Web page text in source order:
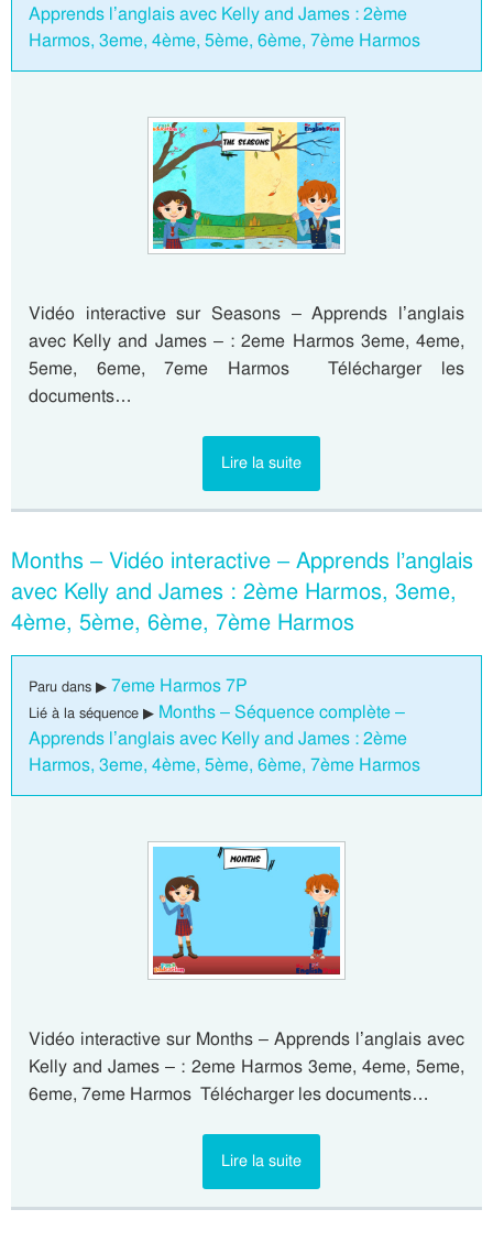
Apprends l’anglais avec Kelly and James : 2ème
Harmos, 3eme, 4ème, 5ème, 6ème, 7ème Harmos
Vidéo interactive sur Seasons – Apprends l’anglais
avec Kelly and James – : 2eme Harmos 3eme, 4eme,
5eme, 6eme, 7eme Harmos Télécharger les
documents…
Lire la suite
Months – Vidéo interactive – Apprends l’anglais
avec Kelly and James : 2ème Harmos, 3eme,
4ème, 5ème, 6ème, 7ème Harmos
Paru dans ▶ 7eme Harmos 7P
Lié à la séquence ▶ Months – Séquence complète –
Apprends l’anglais avec Kelly and James : 2ème
Harmos, 3eme, 4ème, 5ème, 6ème, 7ème Harmos
Vidéo interactive sur Months – Apprends l’anglais avec
Kelly and James – : 2eme Harmos 3eme, 4eme, 5eme,
6eme, 7eme Harmos Télécharger les documents…
Lire la suite